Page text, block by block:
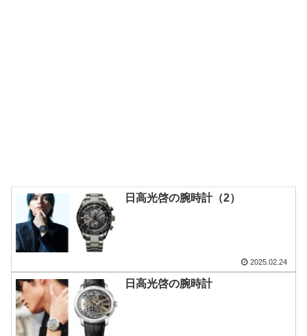
日高光啓の腕時計（2）
2025.02.24
日高光啓の腕時計